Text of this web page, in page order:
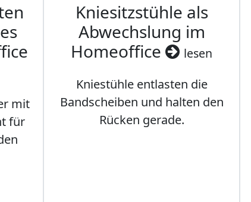
mit
für
Kniesitzstühle als
Abwechslung im
Homeoffice
lesen
Kniestühle entlasten die
Bandscheiben und halten den
Rücken gerade.